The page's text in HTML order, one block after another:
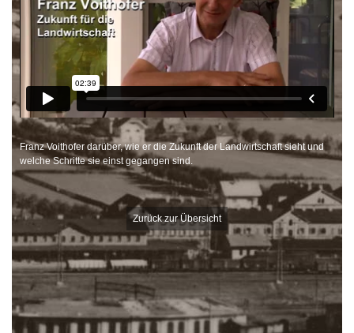
Franz Voithofer darüber, wie er die Zukunft der Landwirtschaft sieht und
welche Schritte sie einst gegangen sind.
Zurück zur Übersicht